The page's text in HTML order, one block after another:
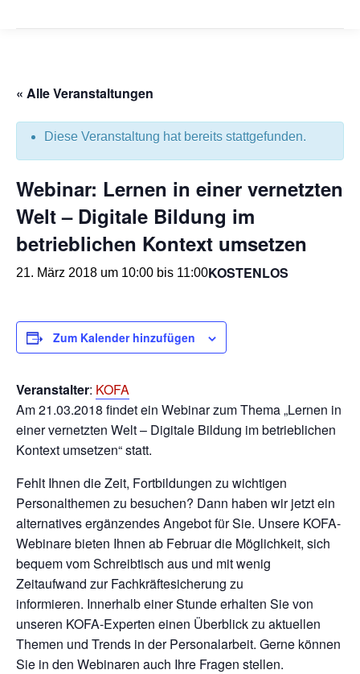
« Alle Veranstaltungen
Diese Veranstaltung hat bereits stattgefunden.
Webinar: Lernen in einer vernetzten
Welt – Digitale Bildung im
betrieblichen Kontext umsetzen
21. März 2018 um 10:00 bis 11:00KOSTENLOS
Veranstalter: KOFA
Am 21.03.2018 findet ein Webinar zum Thema „Lernen in
einer vernetzten Welt – Digitale Bildung im betrieblichen
Kontext umsetzen“ statt.
Fehlt Ihnen die Zeit, Fortbildungen zu wichtigen
Personalthemen zu besuchen? Dann haben wir jetzt ein
alternatives ergänzendes Angebot für Sie. Unsere KOFA-
Webinare bieten Ihnen ab Februar die Möglichkeit, sich
bequem vom Schreibtisch aus und mit wenig
Zeitaufwand zur Fachkräftesicherung zu
informieren. Innerhalb einer Stunde erhalten Sie von
unseren KOFA-Experten einen Überblick zu aktuellen
Themen und Trends in der Personalarbeit. Gerne können
Sie in den Webinaren auch Ihre Fragen stellen.
Zum Kalender hinzufügen